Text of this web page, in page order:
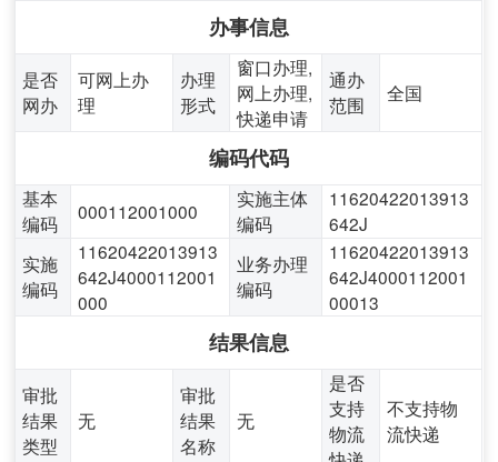
办事信息
是否
网办
可网上办
理
办理
形式
窗口办理,
网上办理,
快递申请
通办
范围
全国
编码代码
基本
编码
000112001000
实施主体
编码
11620422013913
642J
实施
编码
11620422013913
642J4000112001
000
业务办理
编码
11620422013913
642J4000112001
00013
结果信息
审批
结果
类型
无
审批
结果
名称
无
是否
支持
物流
不支持物
流快递